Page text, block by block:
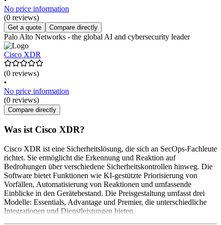
No price information
(0 reviews)
Get a quote Compare directly
Palo Alto Networks - the global AI and cybersecurity leader
Cisco XDR
(0 reviews)
•
No price information
(0 reviews)
Compare directly
Was ist Cisco XDR?
Cisco XDR ist eine Sicherheitslösung, die sich an SecOps-Fachleute
richtet. Sie ermöglicht die Erkennung und Reaktion auf
Bedrohungen über verschiedene Sicherheitskontrollen hinweg. Die
Software bietet Funktionen wie KI-gestützte Priorisierung von
Vorfällen, Automatisierung von Reaktionen und umfassende
Einblicke in den Gerätebestand. Die Preisgestaltung umfasst drei
Modelle: Essentials, Advantage und Premier, die unterschiedliche
Integrationen und Dienstleistungen bieten.